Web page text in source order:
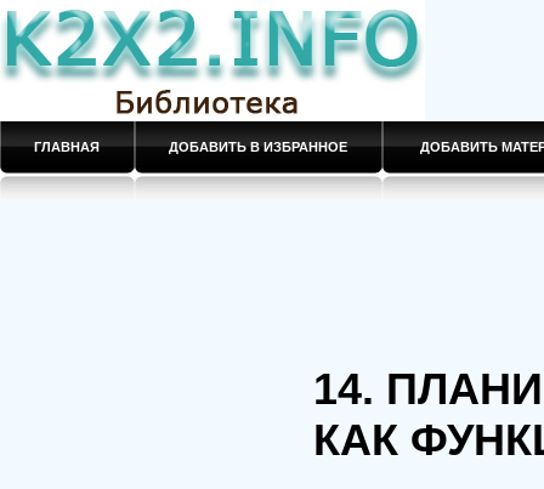
ГЛАВНАЯ ДОБАВИТЬ В ИЗБРАННОЕ ДОБАВИТЬ
14.
КАК